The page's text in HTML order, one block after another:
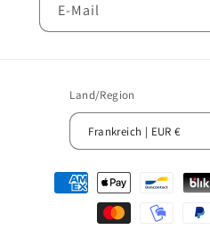
E-Mail
Land/Region
Frankreich | EUR €
Zahlungsmethoden